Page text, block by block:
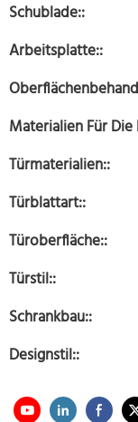
Schublade::
Arbeitsplatte::
Materialien Für Die
Türmaterialien::
Türblattart::
Türoberfläche::
Türstil::
Schrankbau::
Designstil::